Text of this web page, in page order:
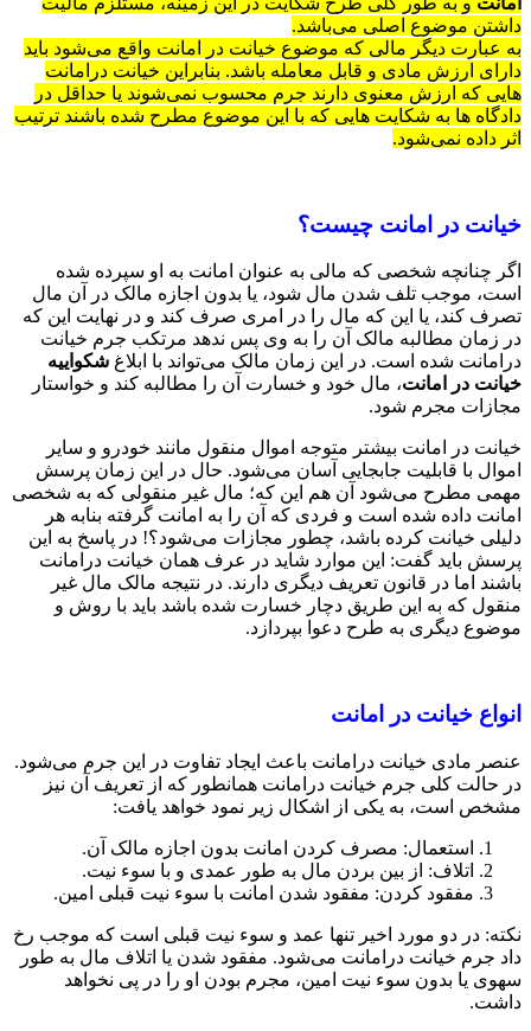
داشتن موضوع اصلی می‌باشد.
به عبارت دیگر مالی که موضوع خیانت در امانت واقع می‌شود باید
دارای ارزش مادی و قابل معامله باشد. بنابراین خیانت درامانت
هایی که ارزش معنوی دارند جرم محسوب نمی‌شوند یا حداقل در
دادگاه ها به شکایت هایی که با این موضوع مطرح شده باشند ترتیب
اثر داده نمی‌شود.
خیانت در امانت چیست؟
اگر چنانچه شخصی که مالی به عنوان امانت به او سپرده شده
است، موجب تلف شدن مال شود، یا بدون اجازه مالک در آن مال
تصرف کند، یا این که مال را در امری صرف کند و در نهایت این که
در زمان مطالبه مالک آن را به وی پس ندهد مرتکب جرم خیانت
درامانت شده است. در این زمان مالک می‌تواند با ابلاغ شکواییه
خیانت در امانت، مال خود و خسارت آن را مطالبه کند و خواستار
مجازات مجرم شود.
خیانت در امانت بیشتر متوجه اموال منقول مانند خودرو و سایر
اموال با قابلیت جابجایی آسان می‌شود. حال در این زمان پرسش
مهمی مطرح می‌شود آن هم این که؛ مال غیر منقولی که به شخصی
امانت داده شده است و فردی که آن را به امانت گرفته بنابه هر
دلیلی خیانت کرده باشد، چطور مجازات می‌شود؟! در پاسخ به این
پرسش باید گفت: این موارد شاید در عرف همان خیانت درامانت
باشند اما در قانون تعریف دیگری دارند. در نتیجه مالک مال غیر
منقول که به این طریق دچار خسارت شده باشد باید با روش و
موضوع دیگری به طرح دعوا بپردازد.
انواع خیانت در امانت
عنصر مادی خیانت درامانت باعث ایجاد تفاوت در این جرم می‌شود.
در حالت کلی جرم خیانت درامانت همانطور که از تعریف آن نیز
مشخص است، به یکی از اشکال زیر نمود خواهد یافت:
استعمال: مصرف کردن امانت بدون اجازه مالک آن.
اتلاف: از بین بردن مال به طور عمدی و با سوء نیت.
مفقود کردن: مفقود شدن امانت با سوء نیت قبلی امین.
نکته: در دو مورد اخیر تنها عمد و سوء نیت قبلی است که موجب رخ
داد جرم خیانت درامانت می‌شود. مفقود شدن یا اتلاف مال به طور
سهوی یا بدون سوء نیت امین، مجرم بودن او را در پی نخواهد
داشت.